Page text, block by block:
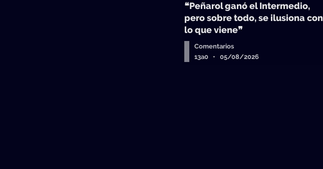
❝Peñarol ganó el Intermedio,
pero sobre todo, se ilusiona con
lo que viene❞
Comentarios
13a0 • 05/08/2026